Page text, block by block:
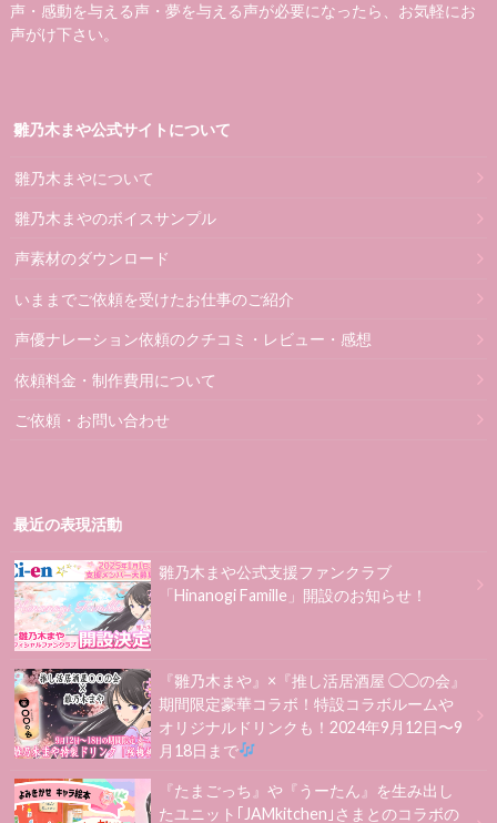
声・感動を与える声・夢を与える声が必要になったら、お気軽にお
声がけ下さい。
雛乃木まや公式サイトについて
雛乃木まやについて
雛乃木まやのボイスサンプル
声素材のダウンロード
いままでご依頼を受けたお仕事のご紹介
声優ナレーション依頼のクチコミ・レビュー・感想
依頼料金・制作費用について
ご依頼・お問い合わせ
最近の表現活動
雛乃木まや公式支援ファンクラブ
「Hinanogi Famille」開設のお知らせ！
『雛乃木まや』×『推し活居酒屋 ◯◯の会』
期間限定豪華コラボ！特設コラボルームや
オリジナルドリンクも！2024年9月12日〜9
月18日まで
『たまごっち』や『うーたん』を生み出し
たユニット｢JAMkitchen｣さまとのコラボの